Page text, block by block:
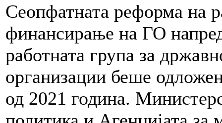
Сеопфатната реформа на
финансирање на ГО
работната група за
организации беше
од 2021 година.